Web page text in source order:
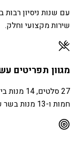
עם שנות ניסיון
שירות מקצועי וחלק.
מגוון תפריטים
חמות ו-13 מנות בשר עיקריות - כולם בעבודת יד.